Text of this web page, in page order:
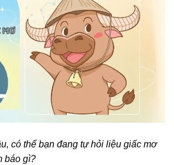
có thể bạn đang tự hỏi liệu giấc mơ
báo gì?